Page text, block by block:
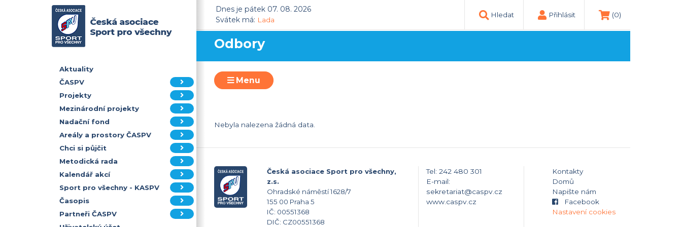
Aktuality
ČASPV
Projekty
Mezinárodní projekty
Nadační fond
Areály a prostory ČASPV
Chci si půjčit
Metodická rada
Kalendář akcí
Sport pro všechny - KASPV
Časopis
Partneři ČASPV
Dnes je pátek 07. 08. 2026
Svátek má: Lada
Hledat Přihlásit (0)
Odbory
Menu
Nebyla nalezena žádná data.
Česká asociace Sport pro všechny,
z.s.
Ohradské náměstí 1628/7
155 00 Praha 5
IČ: 00551368
DIČ: CZ00551368
Tel: 242 480 301
E-mail:
sekretariat@caspv.cz
www.caspv.cz
Kontakty
Domů
Napište nám
Facebook
Nastavení cookies